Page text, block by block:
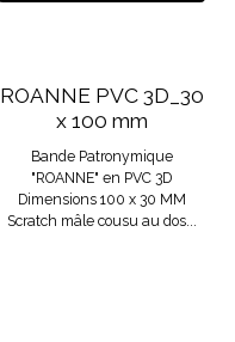
ROANNE PVC 3D_30
x 100 mm
Bande Patronymique
"ROANNE" en PVC 3D
Dimensions 100 x 30 MM
Scratch mâle cousu au dos...